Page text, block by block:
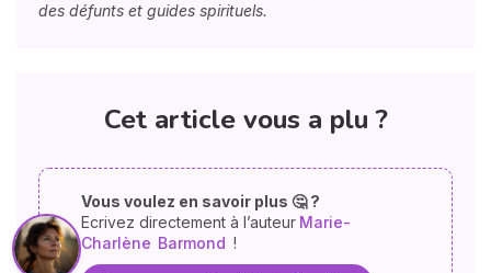
des défunts et guides spirituels.
Cet article vous a plu ?
Vous voulez en savoir plus 🤔 ?
Ecrivez directement à l’auteur Marie-
Charlène Barmond !